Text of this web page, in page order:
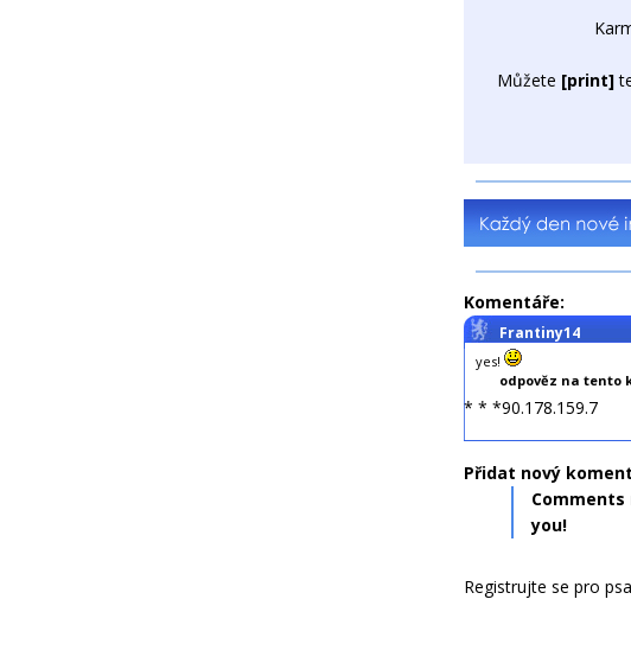
Můžete [print]
Komentáře:
Frantiny14
yes!
odpověz na tento
* * *90.178.159.7
Přidat nový
you!
Registrujte se pro